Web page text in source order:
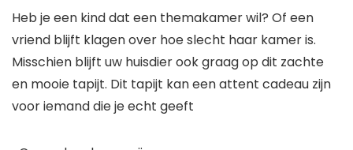
Heb je een kind dat een themakamer wil? Of een
vriend blijft klagen over hoe slecht haar kamer is.
Misschien blijft uw huisdier ook graag op dit zachte
en mooie tapijt. Dit tapijt kan een attent cadeau zijn
voor iemand die je echt geeft